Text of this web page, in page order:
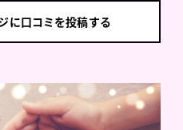
に口コミを投稿する